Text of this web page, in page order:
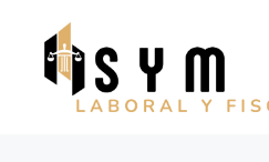
contenido